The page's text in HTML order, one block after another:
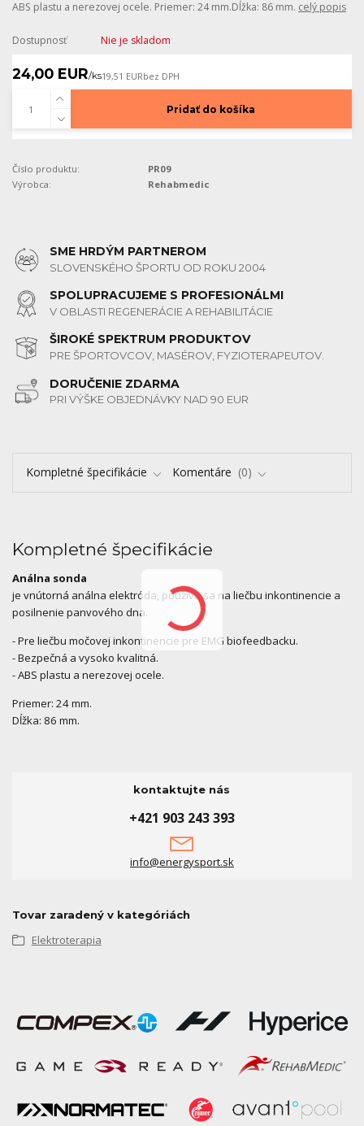
ABS plastu a nerezovej ocele. Priemer: 24 mm.Dĺžka: 86 mm. celý popis
Dostupnosť Nie je skladom
24,00 EUR/ks19,51 EURbez DPH
Pridať do košíka
Číslo produktu:
PR09
Výrobca:
Rehabmedic
SME HRDÝM PARTNEROM
SLOVENSKÉHO ŠPORTU OD ROKU 2004
SPOLUPRACUJEME S PROFESIONÁLMI
V OBLASTI REGENERÁCIE A REHABILITÁCIE
ŠIROKÉ SPEKTRUM PRODUKTOV
PRE ŠPORTOVCOV, MASÉROV, FYZIOTERAPEUTOV.
DORUČENIE ZDARMA
PRI VÝŠKE OBJEDNÁVKY NAD 90 EUR
Kompletné špecifikácie Komentáre 0
Kompletné špecifikácie
Análna sonda
je vnútorná análna elektróda, používa sa na liečbu inkontinencie a
posilnenie panvového dna.
- Pre liečbu močovej inkontinencie pre EMG biofeedbacku.
- Bezpečná a vysoko kvalitná.
- ABS plastu a nerezovej ocele.
Priemer: 24 mm.
Dĺžka: 86 mm.
kontaktujte nás
+421 903 243 393
info@energysport.sk
Tovar zaradený v kategóriách
Elektroterapia